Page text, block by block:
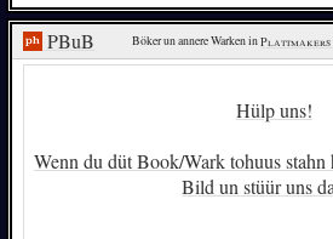
PBuB Böker un annere Warken in
Hülp uns!
Wenn du düt Book/Wark tohuus stahn
Bild un stüür uns